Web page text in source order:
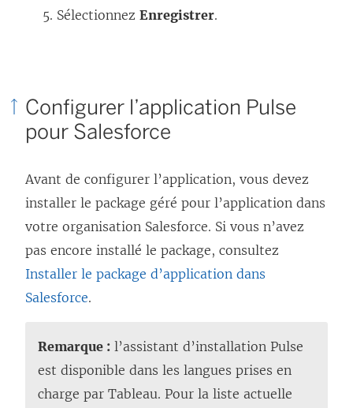
Sélectionnez Enregistrer.
Configurer l’application Pulse
pour Salesforce
Avant de configurer l’application, vous devez
installer le package géré pour l’application dans
votre organisation Salesforce. Si vous n’avez
pas encore installé le package, consultez
Installer le package d’application dans
Salesforce.
Remarque : l’assistant d’installation Pulse
est disponible dans les langues prises en
charge par Tableau. Pour la liste actuelle